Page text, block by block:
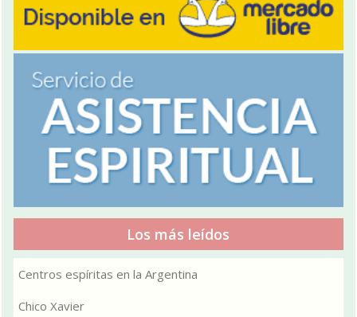
Los más leídos
Centros espíritas en la Argentina
Chico Xavier